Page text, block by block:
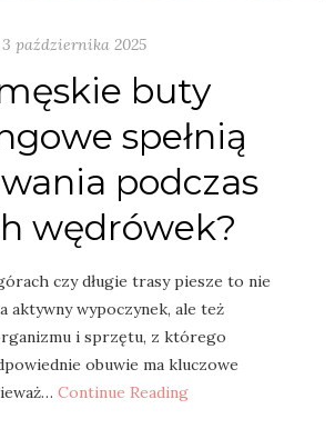
3 października 2025
buty
spełnią
podczas
wędrówek?
czy długie trasy piesze to nie
aktywny wypoczynek, ale też
i sprzętu, z którego
obuwie ma kluczowe
Continue Reading